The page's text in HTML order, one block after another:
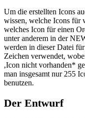
Um die erstellten Icons
wissen, welche Icons für
welches Icon für einen
unter anderem in der
werden in dieser Datei
Zeichen verwendet,
,Icon nicht vorhanden*
man insgesamt nur 255
benutzen.
Der Entwurf